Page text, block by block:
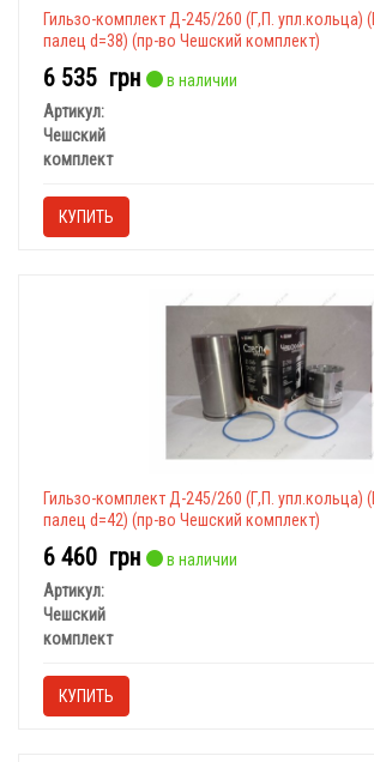
Гильзо-комплект Д-245/260 (Г,П. упл.кольца)
палец d=38) (пр-во Чешский комплект)
6 535 грн
в наличии
Артикул:
Чешский
комплект
КУПИТЬ
Гильзо-комплект Д-245/260 (Г,П. упл.кольца)
палец d=42) (пр-во Чешский комплект)
6 460 грн
в наличии
Артикул:
Чешский
комплект
КУПИТЬ